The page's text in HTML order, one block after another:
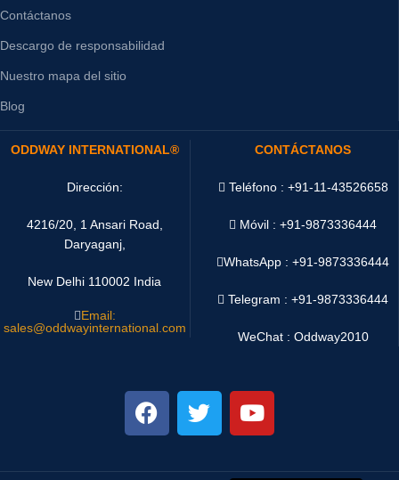
Contáctanos
Descargo de responsabilidad
Nuestro mapa del sitio
Blog
ODDWAY INTERNATIONAL®
Dirección:
4216/20, 1 Ansari Road,
Daryaganj,
New Delhi 110002 India
Email:
sales@oddwayinternational.com
CONTÁCTANOS
Teléfono : +91-11-43526658
Móvil : +91-9873336444
WhatsApp :+91-9873336444
Telegram : +91-9873336444
WeChat : Oddway2010